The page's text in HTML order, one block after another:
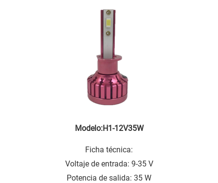
Modelo:H1-12V35W
Ficha técnica:
Voltaje de entrada: 9-35 V
Potencia de salida: 35 W